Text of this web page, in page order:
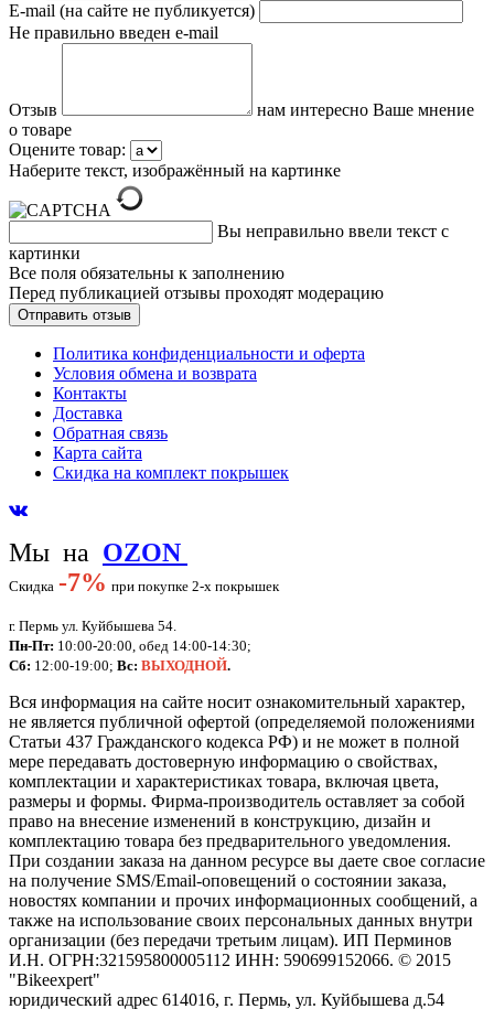
E-mail (на сайте не публикуется)
Не правильно введен e-mail
Отзыв
нам интересно Ваше мнение
о товаре
Оцените товар:
Наберите текст, изображённый на картинке
Вы неправильно ввели текст с
картинки
Все поля обязательны к заполнению
Перед публикацией отзывы проходят модерацию
Политика конфиденциальности и оферта
Условия обмена и возврата
Контакты
Доставка
Обратная связь
Карта сайта
Скидка на комплект покрышек
Мы на OZON
Скидка -7% при покупке 2-х покрышек
г. Пермь ул. Куйбышева 54.
Пн-Пт: 10:00-20:00, обед 14:00-14:30;
Сб: 12:00-19:00; Вс: ВЫХОДНОЙ.
Вся информация на сайте носит ознакомительный характер,
не является публичной офертой (определяемой положениями
Статьи 437 Гражданского кодекса РФ) и не может в полной
мере передавать достоверную информацию о свойствах,
комплектации и характеристиках товара, включая цвета,
размеры и формы. Фирма-производитель оставляет за собой
право на внесение изменений в конструкцию, дизайн и
комплектацию товара без предварительного уведомления.
При создании заказа на данном ресурсе вы даете свое согласие
на получение SMS/Email-оповещений о состоянии заказа,
новостях компании и прочих информационных сообщений, а
также на использование своих персональных данных внутри
организации (без передачи третьим лицам). ИП Перминов
И.Н. ОГРН:321595800005112 ИНН: 590699152066. © 2015
"Bikeexpert"
юридический адрес 614016, г. Пермь, ул. Куйбышева д.54